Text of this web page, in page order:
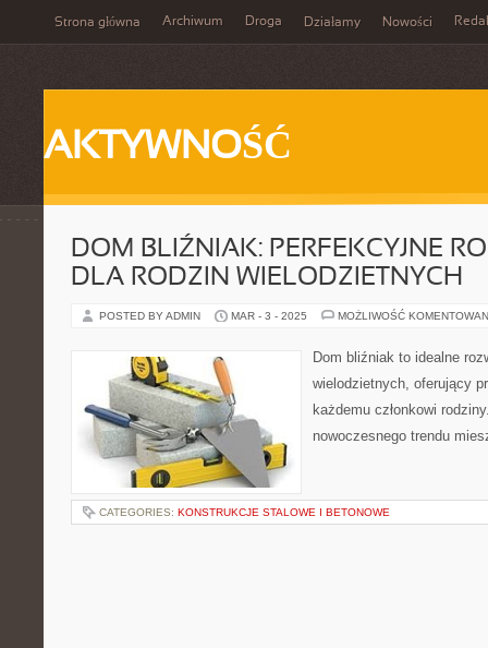
Strona główna Archiwum Droga Działamy Nowości
AKTYWNOŚĆ
DOM BLIŹNIAK: PERFEKCYJNE
DLA RODZIN WIELODZIETNYCH
POSTED BY ADMIN MAR - 3 - 2025 MOŻLIWOŚĆ
Dom bliźniak to idealne
wielodzietnych, oferujący
każdemu członkowi
nowoczesnego trendu
CATEGORIES: KONSTRUKCJE STALOWE I BETONOWE